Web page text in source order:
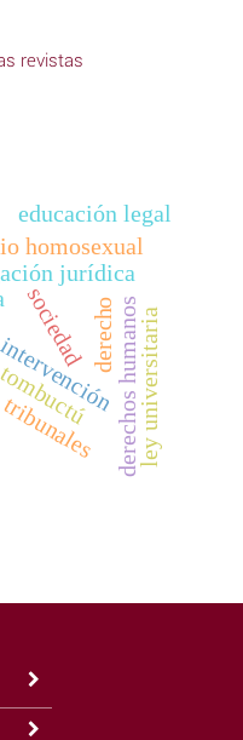
revistas
jurídica
intervenciónderechos humanos
sociedad ley universitaria
homosexual
tribunales
derecho
educación legal